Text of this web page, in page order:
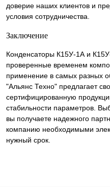
доверие наших клиентов и
условия сотрудничества.
Заключение
Конденсаторы К15У-1А и
проверенные временем
применение в самых разных
"Альянс Техно" предлагает
сертифицированную
стабильности параметров.
вы получаете надежного
компанию необходимыми
нужный срок.